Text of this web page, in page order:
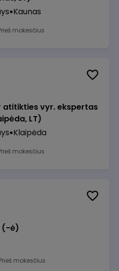
Kaunas
mokesčius
atitikties vyr. ekspertas
LT)
Klaipėda
mokesčius
(-ė)
Prieš mokesčius